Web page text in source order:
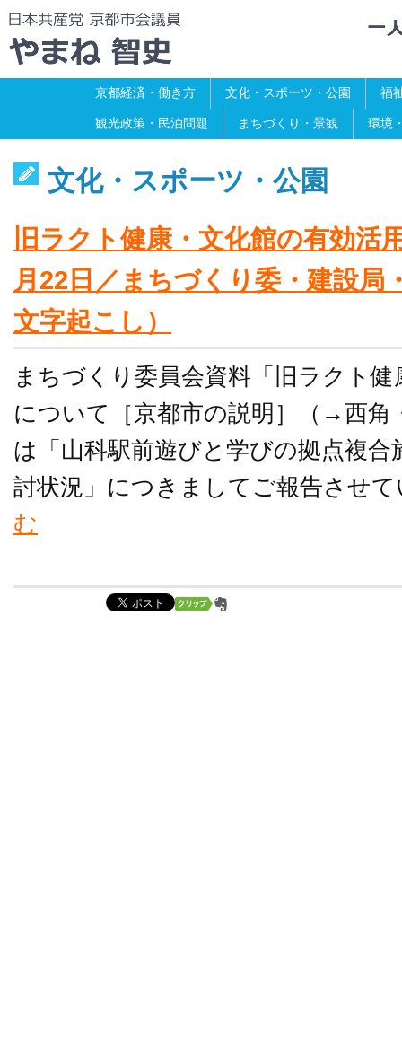
京都経済・働き方 文化・スポーツ・公園 福
観光政策・民泊問題 まちづくり・景観 環境
文化・スポーツ・公園
旧ラクト健康・文化館の有効活
月22日／まちづくり委・建設局
文字起こし）
まちづくり委員会資料「旧ラクト
について［京都市の説明］（→西角
は「山科駅前遊びと学びの拠点複合
討状況」につきましてご報告させて
む